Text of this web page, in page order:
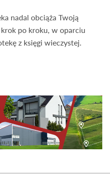
nadal obciąża Twoją
krok po kroku, w oparciu
z księgi wieczystej.